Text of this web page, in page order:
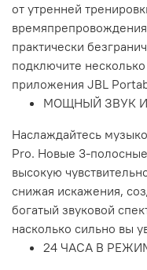
от утренней
практически
подключите
приложения JBL
МОЩНЫЙ ЗВУК
Наслаждайтесь
Pro. Новые 3-
высокую
снижая искажения,
богатый звуковой
насколько сильно вы
24 ЧАСА В